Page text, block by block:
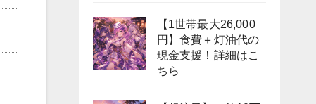
【1世帯最大26,000
円】食費＋灯油代の
現金支援！詳細はこ
ちら